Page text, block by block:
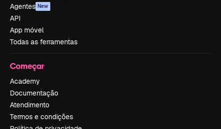
Agentes New
API
App móvel
Todas as ferramentas
Começar
Academy
Documentação
Atendimento
Termos e condições